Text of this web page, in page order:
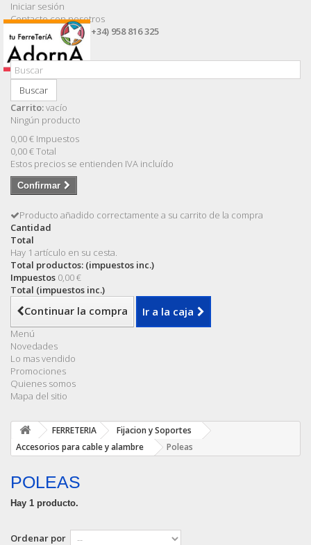
Iniciar sesión
Contacte con nosotros
Llámanos ahora: (+34) 958 816 325
Buscar
Carrito:vacío
Ningún producto
0,00 € Impuestos
0,00 €Total
Estos precios se entienden IVA incluído
Confirmar
Producto añadido correctamente a su carrito de la compra
Cantidad
Total
Hay 1 artículo en su cesta.
Total productos: (impuestos inc.)
Impuestos 0,00 €
Total (impuestos inc.)
Continuar la compra Ir a la caja
Menú
Novedades
Lo mas vendido
Promociones
Quienes somos
Mapa del sitio
FERRETERIA
Fijacion y Soportes
Accesorios para cable y alambre
Poleas
POLEAS
Hay 1 producto.
Ordenar por